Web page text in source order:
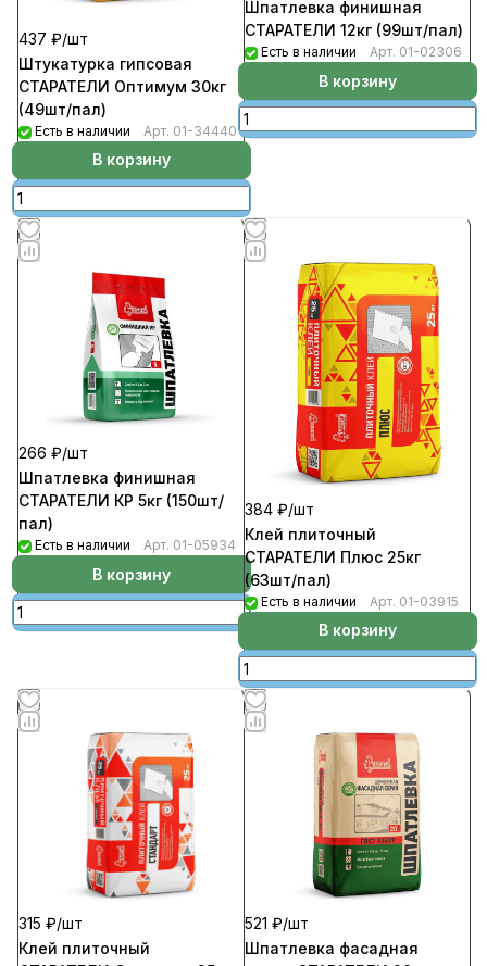
437 ₽/шт
Штукатурка гипсовая
СТАРАТЕЛИ Оптимум 30кг
(49шт/пал)
Есть в наличии Арт. 01-34440
В корзину
Шпатлевка финишная
СТАРАТЕЛИ 12кг (99шт/пал)
Есть в наличии Арт. 01-02306
В корзину
266 ₽/шт
Шпатлевка финишная
СТАРАТЕЛИ КР 5кг (150шт/
пал)
Есть в наличии Арт. 01-05934
В корзину
384 ₽/шт
Клей плиточный
СТАРАТЕЛИ Плюс 25кг
(63шт/пал)
Есть в наличии Арт. 01-03915
В корзину
315 ₽/шт
Клей плиточный
521 ₽/шт
Шпатлевка фасадная